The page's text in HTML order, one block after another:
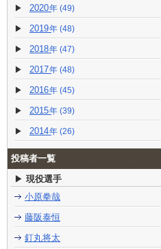
2020 (49)
2019 (48)
2018 (47)
2017 (48)
2016 (45)
2015 (39)
2014 (26)
投稿者一覧
現役選手
小原拳哉
藤阪泰恒
釘丸将太